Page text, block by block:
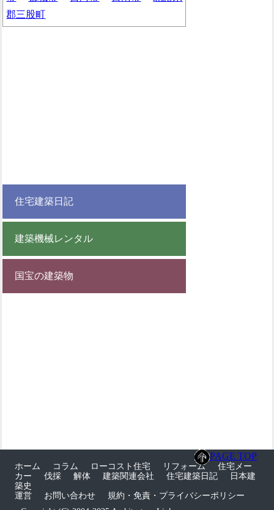
郡三股町
住宅建築日記
建築機械レンタル
国宝の建築物
PAGE TOP
ホーム コラム ローコスト住宅 リフォーム
住宅メー
カー
伐採 解体 建築関連会社 住宅建築日記
日本建
築史
運営
お問い合わせ
規約・免責・プライバシーポリシー